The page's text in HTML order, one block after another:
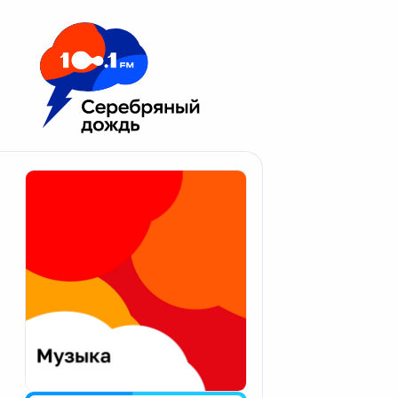
Москва 100.1 FM
Апатиты
Екатеринбург
Калининград
Калуга